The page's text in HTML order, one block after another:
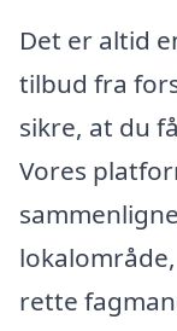
Det er altid
tilbud fra
sikre, at du
Vores
rette